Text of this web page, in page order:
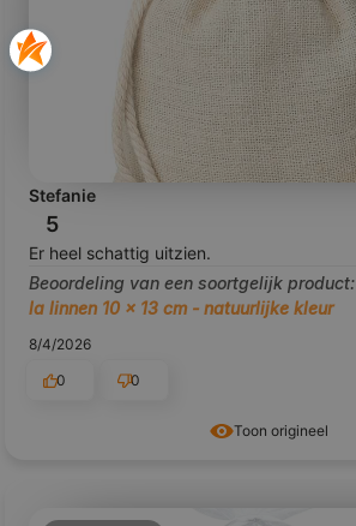
Toon origineel
Stefanie
5
Er heel schattig uitzien.
Beoordeling van een soortgelijk product:
la linnen 10 x 13 cm - natuurlijke kleur
8/4/2026
0
0